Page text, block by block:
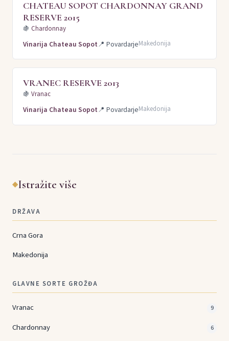
CHATEAU SOPOT CHARDONNAY GRAND
RESERVE 2015
🍇 Chardonnay
Vinarija Chateau Sopot📍 PovardarjeMakedonija
VRANEC RESERVE 2013
🍇 Vranac
Vinarija Chateau Sopot📍 PovardarjeMakedonija
◆Istražite više
DRŽAVA
Crna Gora
Makedonija
GLAVNE SORTE GROŽĐA
Vranac 9
Chardonnay 6